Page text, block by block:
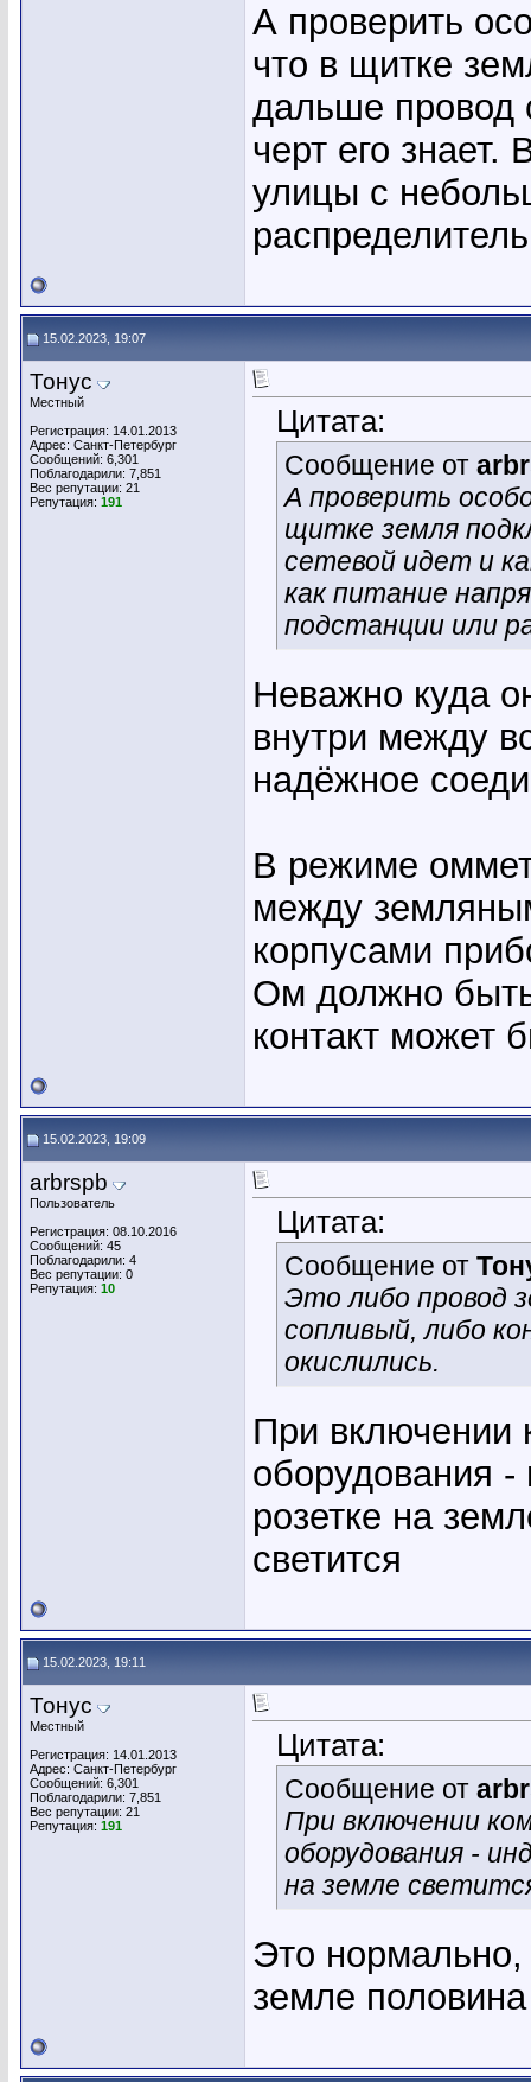
А проверить
что в щитке
дальше провод
черт его
улицы с
15.02.2023, 19:07
Тонус
Местный
Регистрация: 14.01.2013
Адрес: Санкт-Петербург
Сообщений: 6,301
Поблагодарили: 7,851
Вес репутации: 21
Репутация: 191
Цитата:
Сообщение от
А проверить
щитке земля
сетевой идет и
как питание
подстанции или
Неважно куда
внутри между
надёжное
В режиме
между
корпусами
Ом должно
контакт может
15.02.2023, 19:09
arbrspb
Пользователь
Регистрация: 08.10.2016
Сообщений: 45
Поблагодарили: 4
Вес репутации: 0
Репутация: 10
Цитата:
Сообщение от
Это либо провод
сопливый, либо
окислились.
При включении
оборудования -
розетке на
светится
15.02.2023, 19:11
Тонус
Местный
Регистрация: 14.01.2013
Адрес: Санкт-Петербург
Сообщений: 6,301
Поблагодарили: 7,851
Вес репутации: 21
Репутация: 191
Цитата:
Сообщение от
При включении
оборудования -
на земле
Это
земле